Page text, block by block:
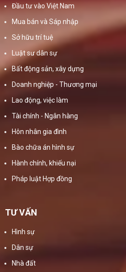
Đầu tư vào Việt Nam
Mua bán và Sáp nhập
Sở hữu trí tuệ
Luật sư dân sự
Bất động sản, xây dựng
Doanh nghiệp - Thương mại
Lao động, việc làm
Tài chính - Ngân hàng
Hôn nhân gia đình
Bào chữa án hình sự
Hành chính, khiếu nại
Pháp luật Hợp đồng
TƯ VẤN
Hình sự
Dân sự
Nhà đất